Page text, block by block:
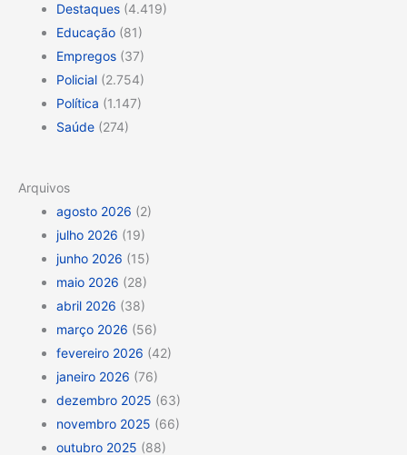
Destaques (4.419)
Educação (81)
Empregos (37)
Policial (2.754)
Política (1.147)
Saúde (274)
Arquivos
agosto 2026 (2)
julho 2026 (19)
junho 2026 (15)
maio 2026 (28)
abril 2026 (38)
março 2026 (56)
fevereiro 2026 (42)
janeiro 2026 (76)
dezembro 2025 (63)
novembro 2025 (66)
outubro 2025 (88)